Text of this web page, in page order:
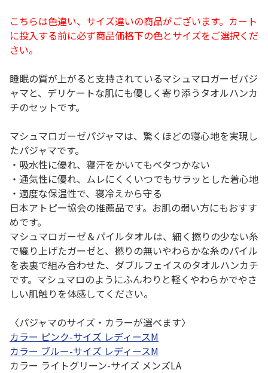
こちらは色違い、サイズ違いの商品がございます。カート
に投入する前に必ず商品価格下の色とサイズをご選択くだ
さい。
睡眠の質が上がると支持されているマシュマロガーゼパジ
ャマと、デリケートな肌にも優しく寄り添うタオルハンカ
チのセットです。
マシュマロガーゼパジャマは、驚くほどの寝心地を実現し
たパジャマです。
・吸水性に優れ、寝汗をかいてもベタつかない
・通気性に優れ、ムレにくくいつでもサラッとした着心地
・適度な保温性で、寝冷えから守る
日本アトピー協会の推薦品です。お肌の弱い方にもおすす
めです。
マシュマロガーゼ＆パイルタオルは、細く撚りの少ない糸
で織り上げたガーゼと、撚りの無いやわらかな糸のパイル
を表裏で組み合わせた、ダブルフェイスのタオルハンカチ
です。マシュマロのようにふんわりと軽くやわらかでやさ
しい肌触りを体感してください。
〈パジャマのサイズ・カラーが選べます〉
カラー ピンク-サイズ レディースM
カラー ブルー-サイズ レディースM
カラー ライトグリーン-サイズ メンズLA